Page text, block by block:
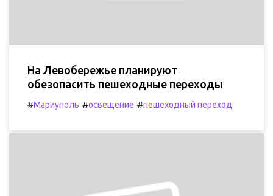
На Левобережье планируют
обезопасить пешеходные переходы
#Мариуполь #освещение #пешеходный переход